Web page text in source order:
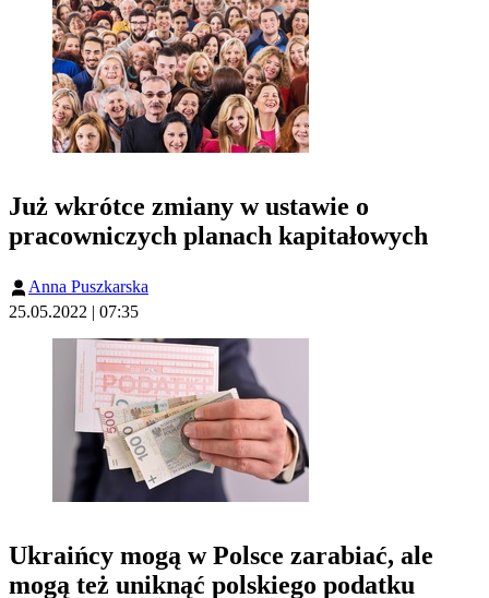
Już wkrótce zmiany w ustawie o
pracowniczych planach kapitałowych
Anna Puszkarska
25.05.2022 | 07:35
Ukraińcy mogą w Polsce zarabiać, ale
mogą też uniknąć polskiego podatku